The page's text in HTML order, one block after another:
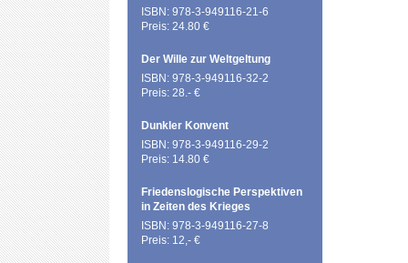
ISBN: 978-3-949116-21-6
Preis: 24.80 €
Der Wille zur Weltgeltung
ISBN: 978-3-949116-32-2
Preis: 28.- €
Dunkler Konvent
ISBN: 978-3-949116-29-2
Preis: 14.80 €
Friedenslogische Perspektiven
in Zeiten des Krieges
ISBN: 978-3-949116-27-8
Preis: 12,- €